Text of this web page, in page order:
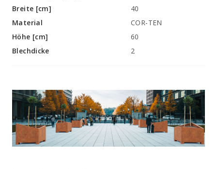
Breite [cm]
40
Material
COR-TEN
Höhe [cm]
60
Blechdicke
2